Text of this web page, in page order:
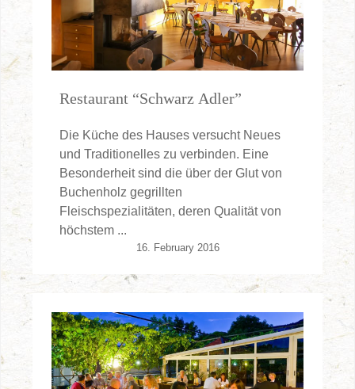
Restaurant “Schwarz Adler”
Die Küche des Hauses versucht Neues
und Traditionelles zu verbinden. Eine
Besonderheit sind die über der Glut von
Buchenholz gegrillten
Fleischspezialitäten, deren Qualität von
höchstem ...
16. February 2016